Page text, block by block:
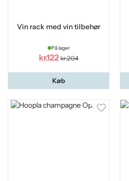
Vin rack med vin tilbehør
På lager
kr.122 kr.204
Køb